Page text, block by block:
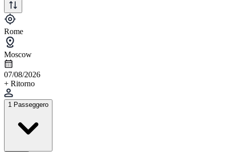
Rome
Moscow
07/08/2026
+ Ritorno
1 Passeggero